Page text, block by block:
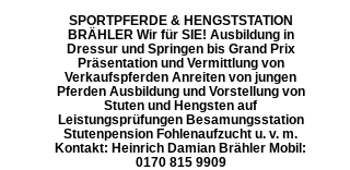
SPORTPFERDE & HENGSTSTATION
BRÄHLER Wir für SIE! Ausbildung in
Dressur und Springen bis Grand Prix
Präsentation und Vermittlung von
Verkaufspferden Anreiten von jungen
Pferden Ausbildung und Vorstellung von
Stuten und Hengsten auf
Leistungsprüfungen Besamungsstation
Stutenpension Fohlenaufzucht u. v. m.
Kontakt: Heinrich Damian Brähler Mobil:
0170 815 9909